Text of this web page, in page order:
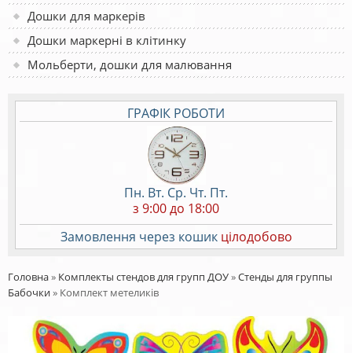
Дошки для маркерів
Дошки маркерні в клітинку
Мольберти, дошки для малювання
ГРАФІК РОБОТИ
Пн. Вт. Ср. Чт. Пт.
з 9:00 до 18:00
Замовлення через кошик цілодобово
Головна» Комплекты стендов для групп ДОУ»Стенды для группы
Бабочки» Комплект метеликів